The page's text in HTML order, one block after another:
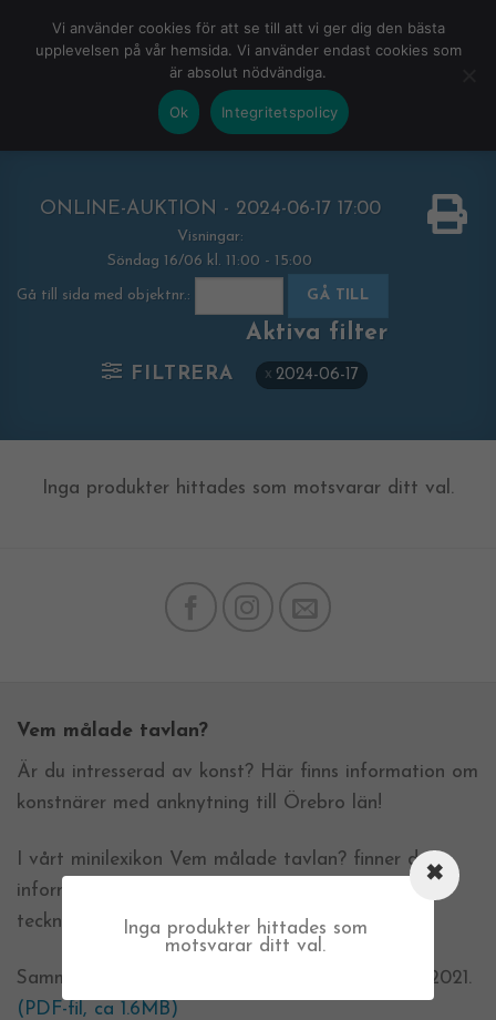
KOMMANDE LOGGA IN
ONLINE-AUKTION - 2024-06-17 17:00
Visningar:
Söndag 16/06 kl. 11:00 - 15:00
Gå till sida med objektnr.: GÅ TILL
FILTRERA
Aktiva filter
2024-06-17
Inga produkter hittades som motsvarar ditt val.
Vem målade tavlan?
Är du intresserad av konst? Här finns information om
konstnärer med anknytning till Örebro län!
I vårt minilexikon Vem målade tavlan? finner du
information om drygt 130 konstnärer: målare,
tecknare, grafiker, skulptörer m.fl.
Sammanställningen är uppdaterad i November 2021.
(PDF-fil, ca 1.6MB)
Inga produkter hittades som
motsvarar ditt val.
Vi använder cookies för att se till att vi ger dig den bästa
upplevelsen på vår hemsida. Vi använder endast cookies som
är absolut nödvändiga.
Ok Integritetspolicy